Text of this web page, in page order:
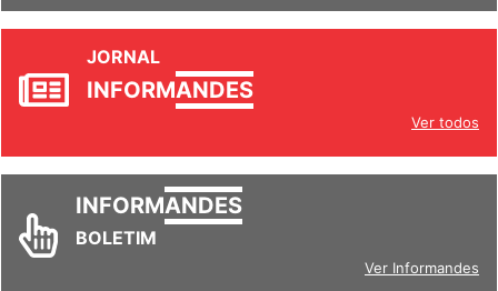
JORNAL
INFORMANDES
Ver todos
INFORMANDES
BOLETIM
Ver Informandes